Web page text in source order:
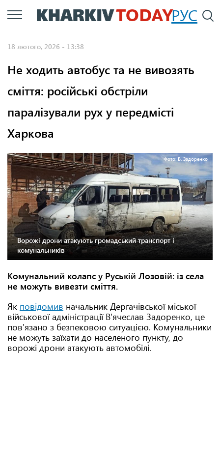
Перейти
до
РУС
18 лютого, 2026 - 13:38
Не ходить автобус та не вивозять
сміття: російські обстріли
паралізували рух у передмісті
Харкова
Фото: В. Задоренко
Ворожі дрони атакують громадський транспорт і
комунальників
Комунальний колапс у Руській Лозовій: із села
не можуть вивезти сміття.
Як повідомив начальник Дергачівської міської
військової адміністрації В'ячеслав Задоренко, це
пов'язано з безпековою ситуацією. Комунальники
не можуть заїхати до населеного пункту, до
ворожі дрони атакують автомобілі.